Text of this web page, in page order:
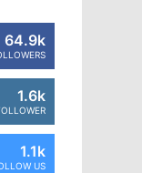
64.9k
1.6k
1.1k
US